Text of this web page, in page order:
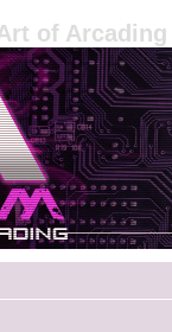
of Arcading